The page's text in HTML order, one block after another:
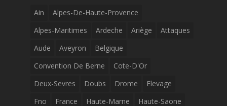
Ain
Alpes-De-Haute-Provence
Alpes-Maritimes
Ardeche Ariège
Attaques
Aude
Aveyron
Belgique
Convention De Berne
Cote-D'Or
Deux-Sevres
Doubs Drome
Elevage
Fno
France Haute-Marne
Haute-Saone